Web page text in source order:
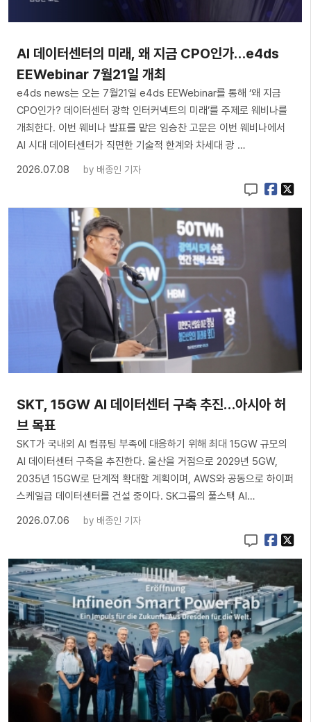
AI 데이터센터의 미래, 왜 지금 CPO인가…e4ds
EEWebinar 7월21일 개최
e4ds news는 오는 7월21일 e4ds EEWebinar를 통해 ‘왜 지금
CPO인가? 데이터센터 광학 인터커넥트의 미래’를 주제로 웨비나를
개최한다. 이번 웨비나 발표를 맡은 임승찬 고문은 이번 웨비나에서
AI 시대 데이터센터가 직면한 기술적 한계와 차세대 광 …
2026.07.08
by 배종인 기자
SKT, 15GW AI 데이터센터 구축 추진…아시아 허
브 목표
SKT가 국내외 AI 컴퓨팅 부족에 대응하기 위해 최대 15GW 규모의
AI 데이터센터 구축을 추진한다. 울산을 거점으로 2029년 5GW,
2035년 15GW로 단계적 확대할 계획이며, AWS와 공동으로 하이퍼
스케일급 데이터센터를 건설 중이다. SK그룹의 풀스택 AI…
2026.07.06
by 배종인 기자